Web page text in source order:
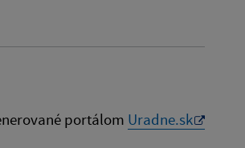
portálom Uradne.sk